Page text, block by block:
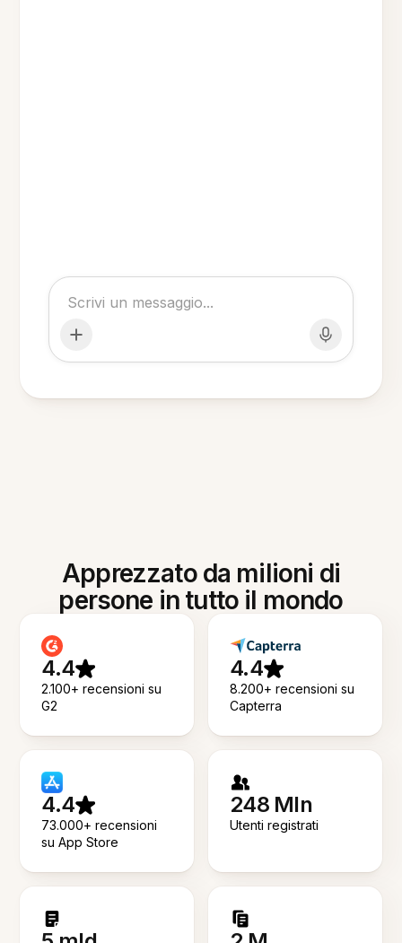
Apprezzato da milioni di
persone in tutto il mondo
4.4
2.100+ recensioni su
G2
4.4
8.200+ recensioni su
Capterra
4.4
73.000+ recensioni
su App Store
248 Mln
Utenti registrati